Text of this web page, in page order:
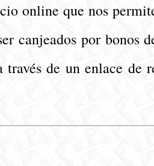
online que nos
canjeados por bonos
de un enlace